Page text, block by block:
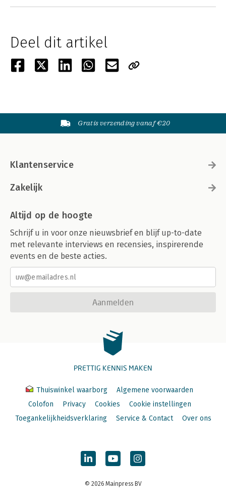
Deel dit artikel
Gratis verzending vanaf €20
Klantenservice
Zakelijk
Altijd op de hoogte
Schrijf u in voor onze nieuwsbrief en blijf up-to-date
met relevante interviews en recensies, inspirerende
events en de beste acties.
Aanmelden
PRETTIG KENNIS MAKEN
Thuiswinkel waarborg
Algemene voorwaarden
Colofon
Privacy Cookies
Cookie instellingen
Toegankelijkheidsverklaring
Service & Contact Over ons
© 2026 Mainpress BV